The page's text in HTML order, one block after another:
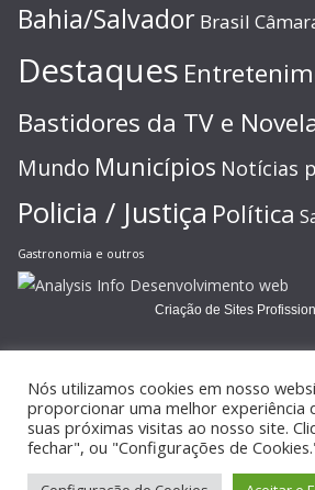
Bahia/Salvador Brasil
Destaques
Bastidores da TV e
Mundo Municípios Notícias
Policia / Justiça Política
Gastronomia e outros
Criação de Sites
Copyright © 2026JORNAL GAZETA
reservados.
Nós utilizamos cookies em nosso
proporcionar uma melhor experiência
suas próximas visitas ao nosso site.
fechar", ou "Configurações de